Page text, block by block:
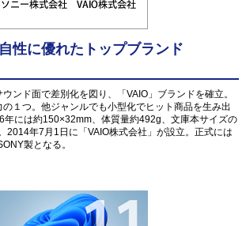
性に優れたトップブランド
ンド面で差別化を図り、「VAIO」ブランドを確立。
１つ。他ジャンルでも小型化でヒット商品を生み出
年には約150×32mm、体質量約492g、文庫本サイズの
2014年7月1日に「VAIO株式会社」が設立。正式には
製となる。